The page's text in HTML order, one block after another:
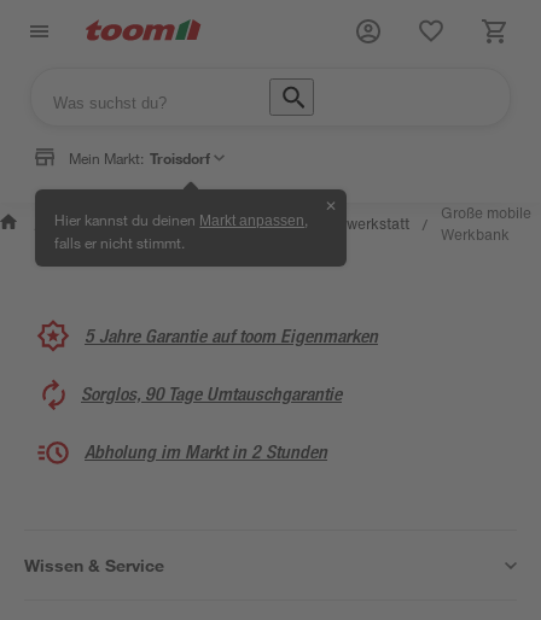
Mein Markt: Troisdorf
Hier kannst du deinen Markt anpassen
falls er nicht stimmt.
✕
Wissen &
Service
/
Selbermachen
& Ratgeber
/ Kreativwerkstatt /
Große mobile
Werkbank
5 Jahre Garantie auf toom Eigenmarken
Sorglos, 90 Tage Umtauschgarantie
Abholung im Markt in 2 Stunden
Wissen & Service